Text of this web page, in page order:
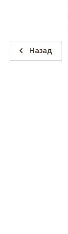
Назад